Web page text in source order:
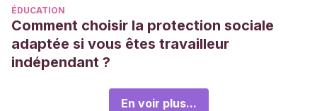
ÉDUCATION
Comment choisir la protection sociale
adaptée si vous êtes travailleur
indépendant ?
En voir plus...